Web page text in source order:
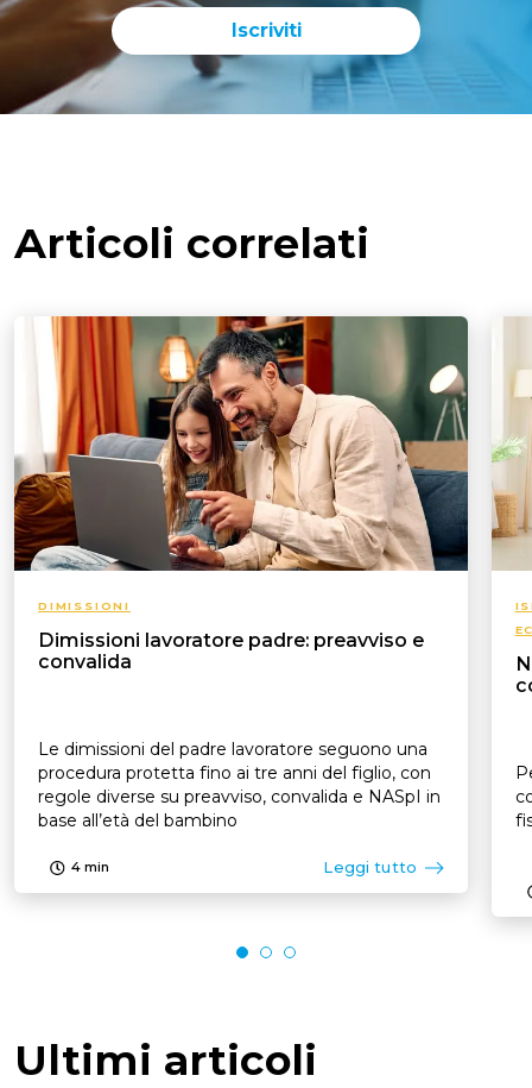
Iscriviti
Articoli correlati
DIMISSIONI
Dimissioni lavoratore padre: preavviso e
convalida
Le dimissioni del padre lavoratore seguono una
procedura protetta fino ai tre anni del figlio, con
regole diverse su preavviso, convalida e NASpI in
base all’età del bambino
4 min Leggi tutto
Ultimi articoli